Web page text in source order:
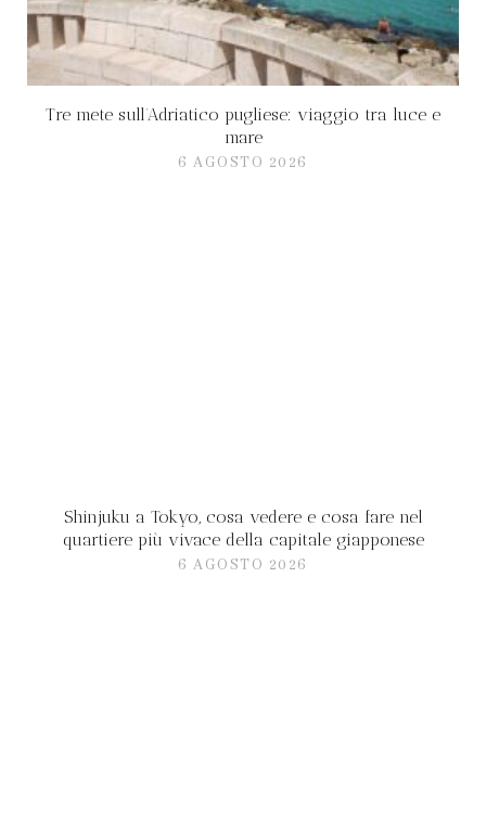
Tre mete sull’Adriatico pugliese: viaggio tra luce e
mare
6 AGOSTO 2026
Shinjuku a Tokyo, cosa vedere e cosa fare nel
quartiere più vivace della capitale giapponese
6 AGOSTO 2026